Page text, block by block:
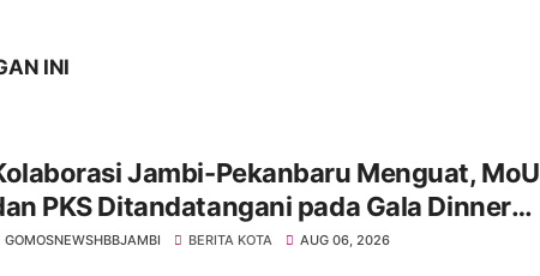
INI
Jambi-Pekanbaru Menguat, MoU
PKS Ditandatangani pada Gala Dinner
IMT-GT ke-9 Tahun 2026
GOMOSNEWSHBBJAMBI BERITA KOTA AUG 06, 2026